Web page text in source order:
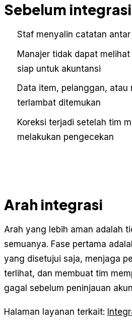
Sebelum integrasi
Staf menyalin catatan
Manajer tidak dapat
siap untuk akuntansi
Data item, pelanggan,
terlambat ditemukan
Koreksi terjadi setelah tim
melakukan pengecekan
Arah integrasi
Arah yang lebih aman adalah
semuanya. Fase pertama
yang disetujui saja, menjaga
terlihat, dan membuat tim
gagal sebelum peninjauan
Halaman layanan terkait: